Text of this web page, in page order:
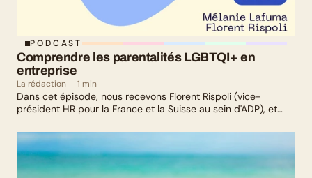
PODCAST
Comprendre les parentalités LGBTQI+ en
entreprise
La rédaction 1 min
Dans cet épisode, nous recevons Florent Rispoli (vice-
président HR pour la France et la Suisse au sein d'ADP), et
leurs parcours de parents LGBTQ+.